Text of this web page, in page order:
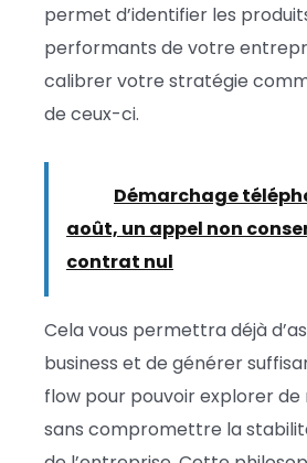
permet d’identifier les
performants de votre
calibrer votre stratégie
de ceux-ci.
Démarchage
août, un appel non
contrat nul
Cela vous permettra déjà
business et de générer
flow pour pouvoir explorer de
sans compromettre la